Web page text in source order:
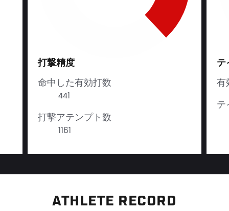
打撃精度
命中した有効打数
441
打撃アテンプト数
1161
テ
有
テ
ATHLETE RECORD